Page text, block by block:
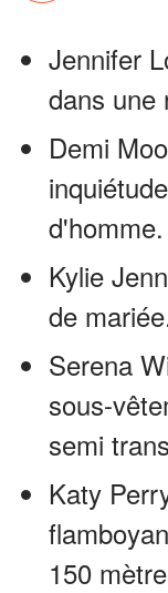
Jennifer
dans une
Demi
d'homme.
Kylie
de
Serena
sous-
semi
Katy
150